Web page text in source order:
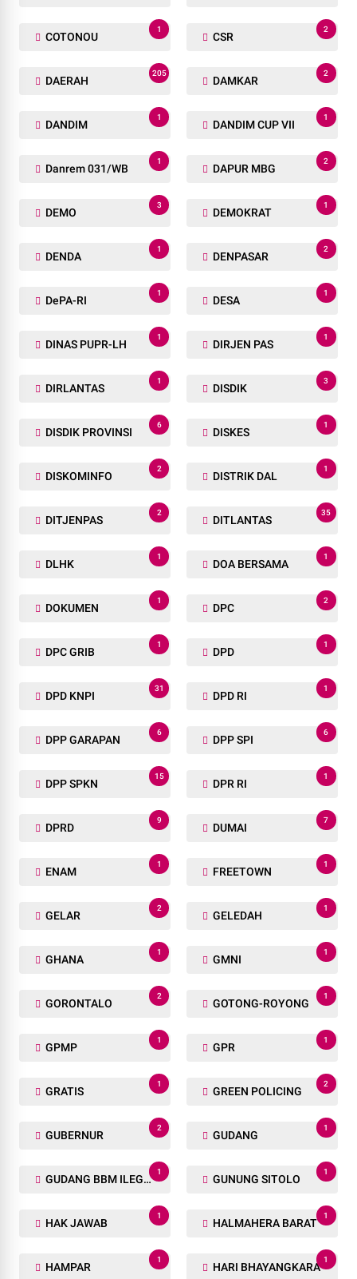
COTONOU
1
CSR
2
DAERAH
205
DAMKAR
2
DANDIM
1
DANDIM CUP VII
1
Danrem 031/WB
1
DAPUR MBG
2
DEMO
3
DEMOKRAT
1
DENDA
1
DENPASAR
2
DePA-RI
1
DESA
1
DINAS PUPR-LH
1
DIRJEN PAS
1
DIRLANTAS
1
DISDIK
3
DISDIK PROVINSI
6
DISKES
1
DISKOMINFO
2
DISTRIK DAL
1
DITJENPAS
2
DITLANTAS
35
DLHK
1
DOA BERSAMA
1
DOKUMEN
1
DPC
2
DPC GRIB
1
DPD
1
DPD KNPI
31
DPD RI
1
DPP GARAPAN
6
DPP SPI
6
DPP SPKN
15
DPR RI
1
DPRD
9
DUMAI
7
ENAM
1
FREETOWN
1
GELAR
2
GELEDAH
1
GHANA
1
GMNI
1
GORONTALO
2
GOTONG-ROYONG
1
GPMP
1
GPR
1
GRATIS
1
GREEN POLICING
2
GUBERNUR
2
GUDANG
1
GUDANG BBM ILEGAL
1
GUNUNG SITOLO
1
HAK JAWAB
1
HALMAHERA BARAT
1
HAMPAR
1
HARI BHAYANGKARA
1